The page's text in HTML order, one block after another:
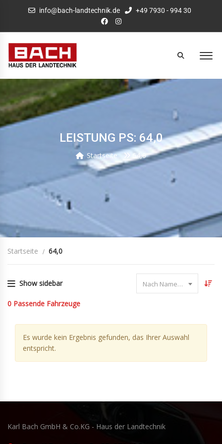
info@bach-landtechnik.de +49 7930 - 994 30
LEISTUNG PS: 64,0
Startseite 64,0
Startseite 64,0
Show sidebar Nach Name sortieren
0 Passende Fahrzeuge
Es wurde kein Ergebnis gefunden, das Ihrer Auswahl
entspricht.
Karl Bach GmbH & Co.KG - Haus der Landtechnik